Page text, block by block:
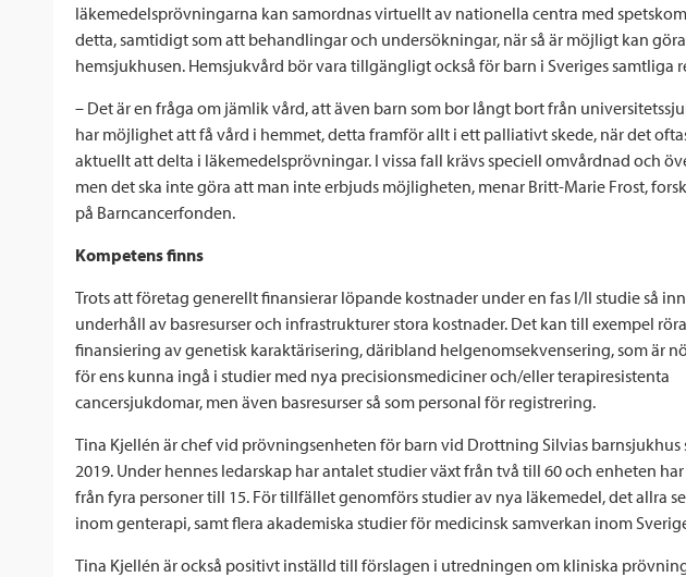
läkemedelsprövningarna kan samordnas virtuellt av nationella centra med
detta, samtidigt som att behandlingar och undersökningar, när så är möjligt kan
hemsjukhusen. Hemsjukvård bör vara tillgängligt också för barn i Sveriges samtliga
– Det är en fråga om jämlik vård, att även barn som bor långt bort från
har möjlighet att få vård i hemmet, detta framför allt i ett palliativt skede, när det
aktuellt att delta i läkemedelsprövningar. I vissa fall krävs speciell omvårdnad och
men det ska inte göra att man inte erbjuds möjligheten, menar Britt-Marie Frost,
på Barncancerfonden.
Kompetens finns
Trots att företag generellt finansierar löpande kostnader under en fas I/II studie så
underhåll av basresurser och infrastrukturer stora kostnader. Det kan till exempel
finansiering av genetisk karaktärisering, däribland helgenomsekvensering, som är
för ens kunna ingå i studier med nya precisionsmediciner och/eller terapiresistenta
cancersjukdomar, men även basresurser så som personal för registrering.
Tina Kjellén är chef vid prövningsenheten för barn vid Drottning Silvias barnsjukhus
2019. Under hennes ledarskap har antalet studier växt från två till 60 och enheten
från fyra personer till 15. För tillfället genomförs studier av nya läkemedel, det allra
inom genterapi, samt flera akademiska studier för medicinsk samverkan inom
Tina Kjellén är också positivt inställd till förslagen i utredningen om kliniska